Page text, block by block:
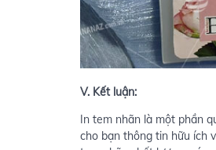
V. Kết luận:
In tem nhãn là một phần
cho bạn thông tin hữu ích